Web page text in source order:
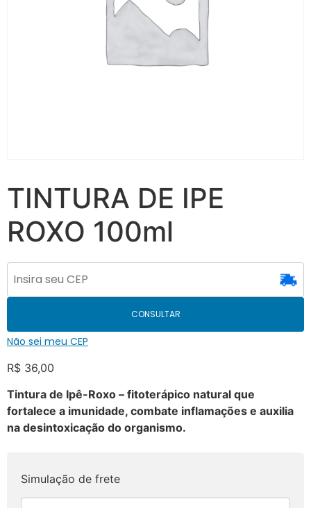
TINTURA DE IPE
ROXO 100ml
CONSULTAR
Não sei meu CEP
R$ 36,00
Tintura de Ipê-Roxo – fitoterápico natural que
fortalece a imunidade, combate inflamações e auxilia
na desintoxicação do organismo.
Simulação de frete